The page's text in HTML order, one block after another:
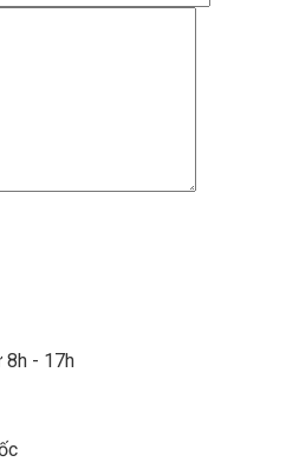
8h - 17h